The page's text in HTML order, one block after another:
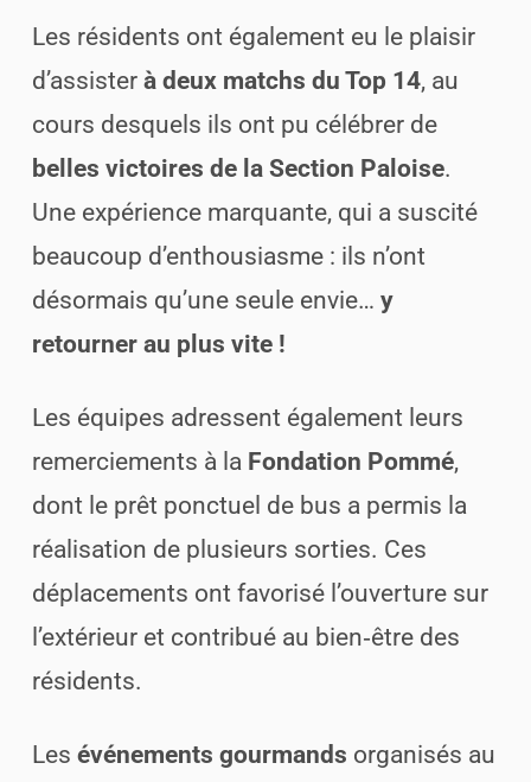
Les résidents ont également eu le plaisir
d’assister à deux matchs du Top 14, au
cours desquels ils ont pu célébrer de
belles victoires de la Section Paloise.
Une expérience marquante, qui a suscité
beaucoup d’enthousiasme : ils n’ont
désormais qu’une seule envie… y
retourner au plus vite !
Les équipes adressent également leurs
remerciements à la Fondation Pommé,
dont le prêt ponctuel de bus a permis la
réalisation de plusieurs sorties. Ces
déplacements ont favorisé l’ouverture sur
l’extérieur et contribué au bien‑être des
résidents.
Les événements gourmands organisés au